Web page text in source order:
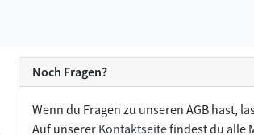
Noch Fragen?
Wenn du Fragen zu unseren AGB hast,
Auf unserer Kontaktseitefindest du alle